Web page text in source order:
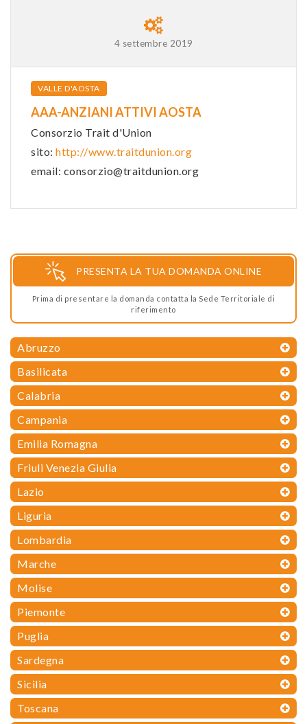
4 settembre 2019
VALLE D'AOSTA
AAA-ANZIANI ATTIVI AOSTA
Consorzio Trait d'Union
sito: http://www.traitdunion.org
email: consorzio@traitdunion.org
PRESENTA LA TUA DOMANDA ONLINE
Prima di presentare la domanda contatta la Sede Territoriale di
riferimento
Abruzzo
Basilicata
Calabria
Campania
Emilia Romagna
Friuli Venezia Giulia
Lazio
Liguria
Lombardia
Marche
Molise
Piemonte
Puglia
Sardegna
Sicilia
Toscana